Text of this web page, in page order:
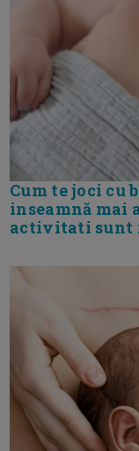
Cum te joci cu
inseamnă mai
activitati sunt